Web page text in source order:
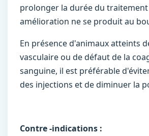
prolonger la durée du
amélioration ne se produit au
En présence d'animaux atteints
vasculaire ou de défaut de la
sanguine, il est préférable
des injections et de diminuer la
Contre -indications :